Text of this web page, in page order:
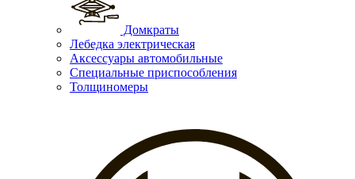
Домкраты
Лебедка электрическая
Аксессуары автомобильные
Специальные приспособления
Толщиномеры